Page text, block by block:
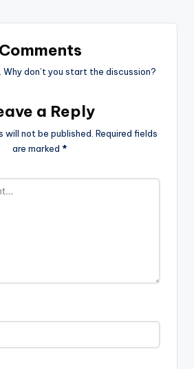
Comments
don’t you start the discussion?
a Reply
will not be published. Required fields
are marked *